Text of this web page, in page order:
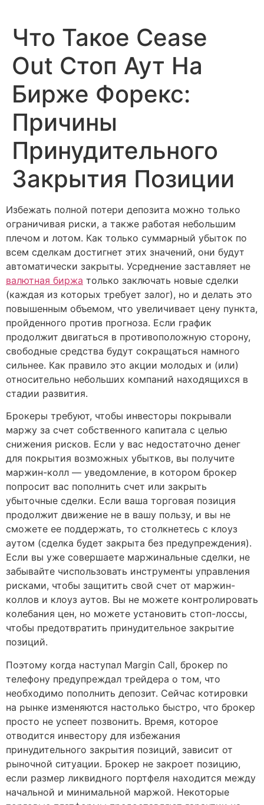
Что Такое Cease
Out Стоп Аут На
Бирже Форекс:
Причины
Принудительного
Закрытия Позиции
Избежать полной потери депозита можно только
ограничивая риски, а также работая небольшим
плечом и лотом. Как только суммарный убыток по
всем сделкам достигнет этих значений, они будут
автоматически закрыты. Усреднение заставляет не
валютная биржа только заключать новые сделки
(каждая из которых требует залог), но и делать это
повышенным объемом, что увеличивает цену пункта,
пройденного против прогноза. Если график
продолжит двигаться в противоположную сторону,
свободные средства будут сокращаться намного
сильнее. Как правило это акции молодых и (или)
относительно небольших компаний находящихся в
стадии развития.
Брокеры требуют, чтобы инвесторы покрывали
маржу за счет собственного капитала с целью
снижения рисков. Если у вас недостаточно денег
для покрытия возможных убытков, вы получите
маржин-колл — уведомление, в котором брокер
попросит вас пополнить счет или закрыть
убыточные сделки. Если ваша торговая позиция
продолжит движение не в вашу пользу, и вы не
сможете ее поддержать, то столкнетесь с клоуз
аутом (сделка будет закрыта без предупреждения).
Если вы уже совершаете маржинальные сделки, не
забывайте чиспользовать инструменты управления
рисками, чтобы защитить свой счет от маржин-
коллов и клоуз аутов. Вы не можете контролировать
колебания цен, но можете установить стоп-лоссы,
чтобы предотвратить принудительное закрытие
позиций.
Поэтому когда наступал Margin Call, брокер по
телефону предупреждал трейдера о том, что
необходимо пополнить депозит. Сейчас котировки
на рынке изменяются настолько быстро, что брокер
просто не успеет позвонить. Время, которое
отводится инвестору для избежания
принудительного закрытия позиций, зависит от
рыночной ситуации. Брокер не закроет позицию,
если размер ликвидного портфеля находится между
начальной и минимальной маржой. Некоторые